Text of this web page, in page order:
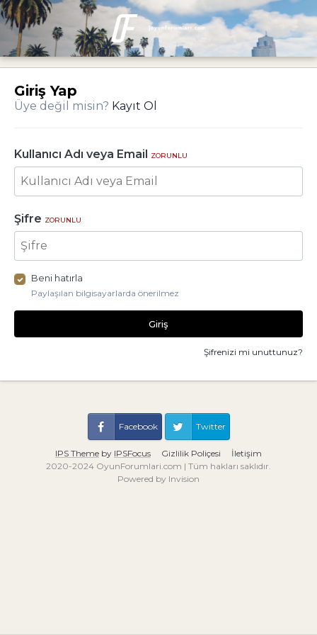
Giriş Yap
Üye değil misin? Kayıt Ol
Kullanıcı Adı veya Email ZORUNLU
Şifre ZORUNLU
Beni hatırla
Paylaşılan bilgisayarlarda önerilmez
Giriş
Şifrenizi mi unuttunuz?
IPS Theme by IPSFocus Gizlilik Poliçesi İletişim
Facebook Twitter
2020-2024 OyunForumlari.com | Tüm hakları saklıdır.
Powered by Invision